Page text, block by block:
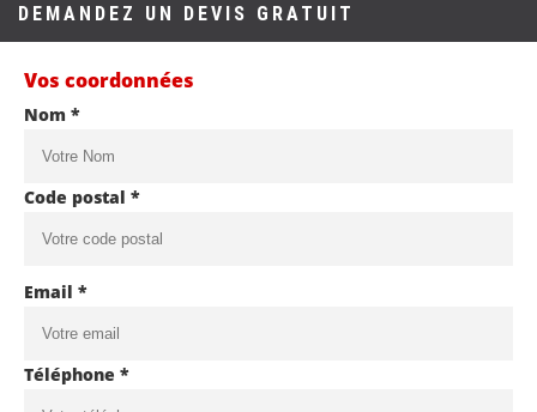
DEMANDEZ UN DEVIS GRATUIT
Vos coordonnées
Nom *
Code postal *
Email *
Téléphone *